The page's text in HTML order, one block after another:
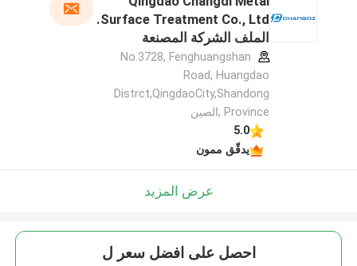
Surface Treatment Co., Ltd.
الملف الشركة المصنعة
No.3728, Fenghuangshan
Road, Huangdao
Distrct,QingdaoCity,Shandong
Province ,الصين
5.0
يدقّق ممون
عرض المزيد
احصل على افضل سعر ل